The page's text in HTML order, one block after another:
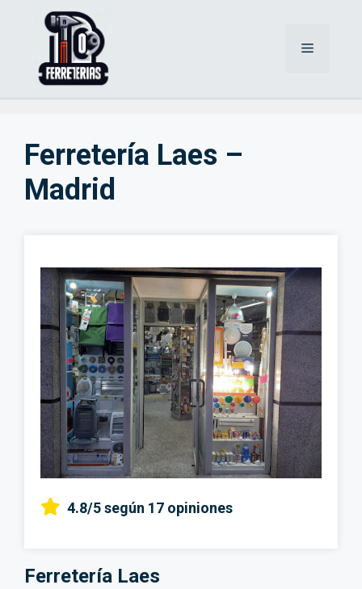
Menú
Ferretería Laes –
Madrid
4.8/5según 17 opiniones
Ferretería Laes